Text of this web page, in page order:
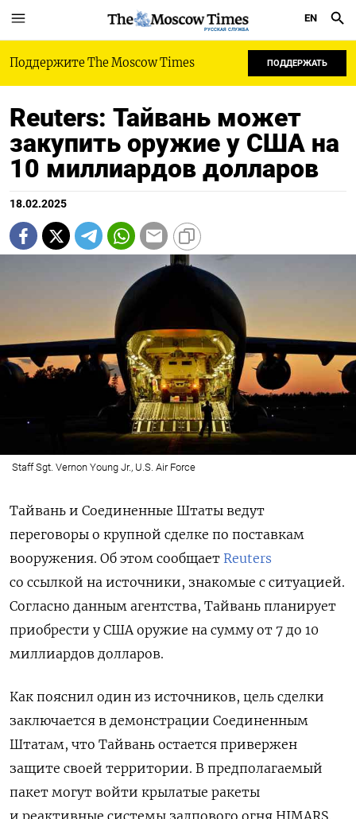
РУССКАЯ СЛУЖБА
EN
Поддержите The Moscow Times ПОДДЕРЖАТЬ
Reuters: Тайвань может
закупить оружие у США на
10 миллиардов долларов
18.02.2025
Staff Sgt. Vernon Young Jr., U.S. Air Force
Тайвань и Соединенные Штаты ведут
переговоры о крупной сделке по поставкам
вооружения. Об этом сообщает Reuters
со ссылкой на источники, знакомые с ситуацией.
Согласно данным агентства, Тайвань планирует
приобрести у США оружие на сумму от 7 до 10
миллиардов долларов.
Как пояснил один из источников, цель сделки
заключается в демонстрации Соединенным
Штатам, что Тайвань остается привержен
защите своей территории. В предполагаемый
пакет могут войти крылатые ракеты
и реактивные системы залпового огня HIMARS.